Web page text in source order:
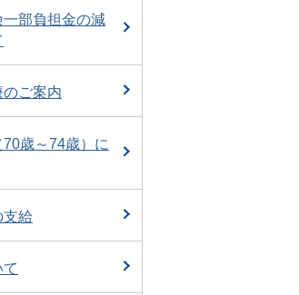
一部負担金の減
ご案内
歳～74歳）に
支給